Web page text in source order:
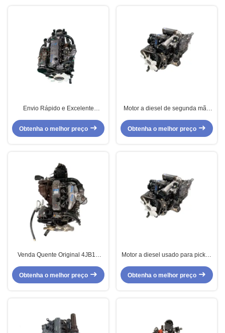
Envio Rápido e Excelente
4HG1T 4 cilindros
Turboalimentado para Isuzu
Obtenha o melhor preço
Motor a diesel de segunda mão
4JB1T 4 cilindros
turboalimentado para
Obtenha o melhor preço
Venda Quente Original 4JB1T
4JB1T NKR para Máquina de
bomba de caminhão marítimo
Obtenha o melhor preço
Motor a diesel usado para pickup
Obtenha o melhor preço